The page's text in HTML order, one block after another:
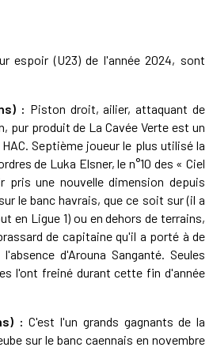
espoir (U23) de l'année 2024, sont
: Piston droit, ailier, attaquant de
pur produit de La Cavée Verte est un
Septième joueur le plus utilisé la
de Luka Elsner, le n°10 des « Ciel
pris une nouvelle dimension depuis
le banc havrais, que ce soit sur (il a
en Ligue 1) ou en dehors de terrains,
de capitaine qu'il a porté à de
d'Arouna Sanganté. Seules
l'ont freiné durant cette fin d'année
: C'est l'un grands gagnants de la
sur le banc caennais en novembre